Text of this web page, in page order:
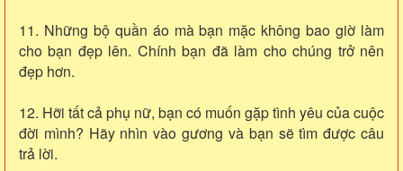
11. Những bộ quần áo mà bạn mặc không bao giờ làm
cho bạn đẹp lên. Chính bạn đã làm cho chúng trở nên
đẹp hơn.
12. Hỡi tất cả phụ nữ, bạn có muốn gặp tình yêu của cuộc
đời mình? Hãy nhìn vào gương và bạn sẽ tìm được câu
trả lời.